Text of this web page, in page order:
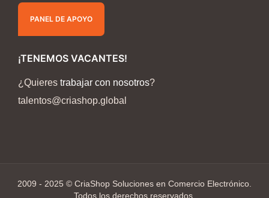
PANEL DE APOYO
¡TENEMOS VACANTES!
¿Quieres trabajar con nosotros?
talentos@criashop.global
2009 - 2025 © CriaShop Soluciones en Comercio Electrónico.
Todos los derechos reservados.